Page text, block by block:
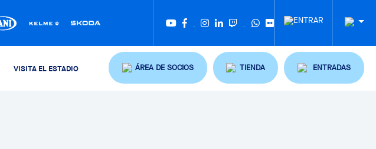
VISITA EL ESTADIO ÁREA DE SOCIOS TIENDA ENTRADAS